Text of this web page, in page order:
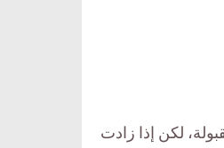
لكن إذا زادت